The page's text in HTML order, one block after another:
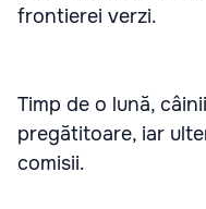
frontierei verzi.
Timp de o lună,
pregătitoare, iar
comisii.